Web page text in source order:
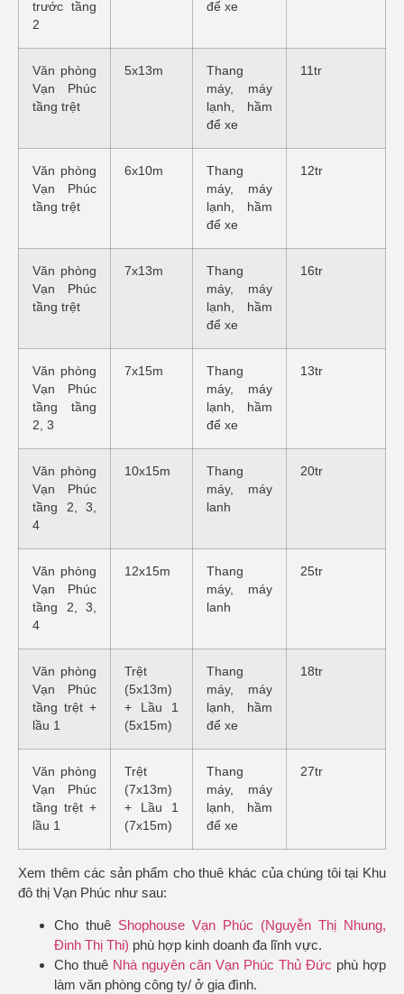
trước tầng
2
để xe
Văn phòng
Vạn Phúc
tầng trệt
5x13m
Thang
máy, máy
lạnh, hầm
để xe
11tr
Văn phòng
Vạn Phúc
tầng trệt
6x10m
Thang
máy, máy
lạnh, hầm
để xe
12tr
Văn phòng
Vạn Phúc
tầng trệt
7x13m
Thang
máy, máy
lạnh, hầm
để xe
16tr
Văn phòng
Vạn Phúc
tầng tầng
2, 3
7x15m
Thang
máy, máy
lạnh, hầm
để xe
13tr
Văn phòng
Vạn Phúc
tầng 2, 3,
4
10x15m
Thang
máy, máy
lanh
20tr
Văn phòng
Vạn Phúc
tầng 2, 3,
4
12x15m
Thang
máy, máy
lanh
25tr
Văn phòng
Vạn Phúc
tầng trệt +
lầu 1
Trệt
(5x13m)
+ Lầu 1
(5x15m)
Thang
máy, máy
lạnh, hầm
để xe
18tr
Văn phòng
Vạn Phúc
tầng trệt +
lầu 1
Trệt
(7x13m)
+ Lầu 1
(7x15m)
Thang
máy, máy
lạnh, hầm
để xe
27tr
Xem thêm các sản phẩm cho thuê khác của chúng tôi tại Khu
đô thị Vạn Phúc như sau:
Cho thuê Shophouse Vạn Phúc (Nguyễn Thị Nhung,
Đinh Thị Thi) phù hợp kinh doanh đa lĩnh vực.
Cho thuê Nhà nguyên căn Vạn Phúc Thủ Đức phù hợp
làm văn phòng công ty/ ở gia đình.